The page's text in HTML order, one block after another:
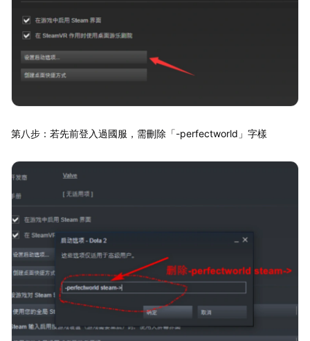
第八步：若先前登入過國服，需刪除「-perfectworld」字樣